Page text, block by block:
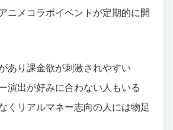
ニメコラボイベントが定期的に開
あり課金欲が刺激されやすい
演出が好みに合わない人もいる
くリアルマネー志向の人には物足